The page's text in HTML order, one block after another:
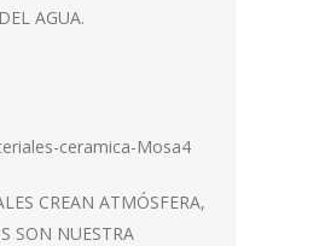
AGUA.
CREAN ATMÓSFERA,
SON NUESTRA